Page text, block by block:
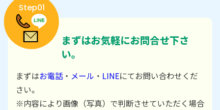
Step01
まずはお気軽にお問合せ下さ
い。
まずはお電話 ・ メール ・ LINEにてお問い合わせくだ
さい。
※内容により画像（写真）で判断させていただく場合